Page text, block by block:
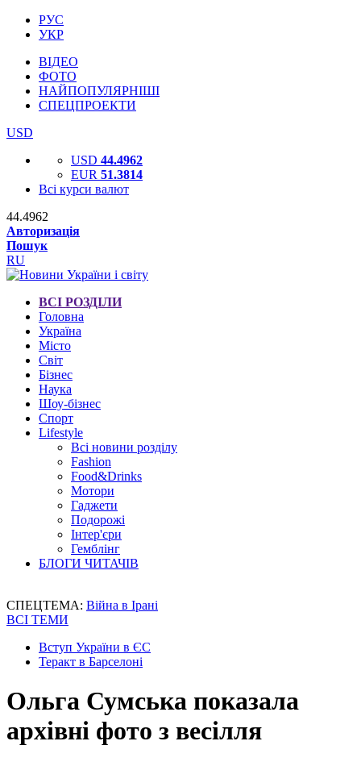
РУС
УКР
ВІДЕО
ФОТО
НАЙПОПУЛЯРНІШІ
СПЕЦПРОЕКТИ
USD
USD 44.4962
EUR 51.3814
Всі курси валют
44.4962
Авторизація
Пошук
RU
ВСІ РОЗДІЛИ
Головна
Україна
Місто
Світ
Бізнес
Наука
Шоу-бізнес
Спорт
Lifestyle
Всі новини розділу
Fashion
Food&Drinks
Мотори
Гаджети
Подорожі
Інтер'єри
Гемблінг
БЛОГИ ЧИТАЧІВ
СПЕЦТЕМА: Війна в Ірані
ВСІ ТЕМИ
Вступ України в ЄС
Теракт в Барселоні
Ольга Сумська показала
архівні фото з весілля